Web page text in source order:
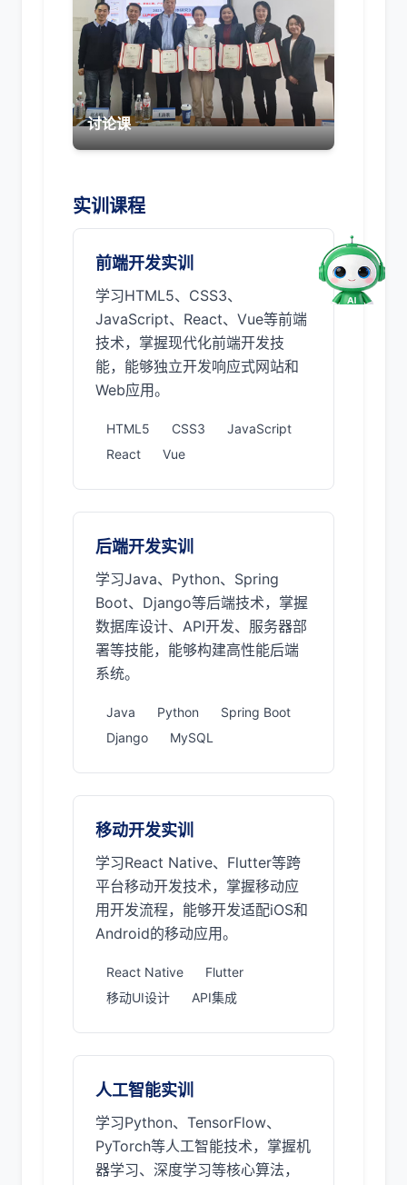
讨论课
实训课程
前端开发实训
学习HTML5、CSS3、
JavaScript、React、Vue等前端
技术，掌握现代化前端开发技
能，能够独立开发响应式网站和
Web应用。
HTML5 CSS3
JavaScript
React
Vue
后端开发实训
学习Java、Python、Spring
Boot、Django等后端技术，掌握
数据库设计、API开发、服务器部
署等技能，能够构建高性能后端
系统。
Java Python
Spring Boot
Django
MySQL
移动开发实训
学习React Native、Flutter等跨
平台移动开发技术，掌握移动应
用开发流程，能够开发适配iOS和
Android的移动应用。
React Native
Flutter
移动UI设计
API集成
人工智能实训
学习Python、TensorFlow、
PyTorch等人工智能技术，掌握机
器学习、深度学习等核心算法，